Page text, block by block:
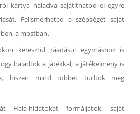
kártya haladva sajátíthatod el egyre
Felismerheted a szépséget saját
a mostban.
keresztül ráadásul egymáshoz is
haladtok a játékkal, a játékélmény is
hiszen mind többet tudtok meg
Hála-hidatokat formáljátok, saját